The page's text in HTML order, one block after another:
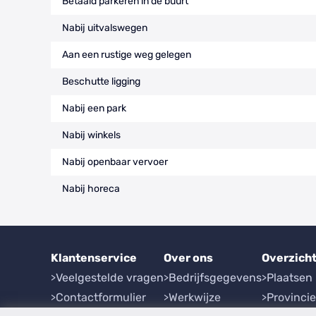
Nabij uitvalswegen
Aan een rustige weg gelegen
Beschutte ligging
Nabij een park
Nabij winkels
Nabij openbaar vervoer
Nabij horeca
Klantenservice
Veelgestelde vragen
Contactformulier
Over ons
Bedrijfsgegevens
Werkwijze
Plaatsen